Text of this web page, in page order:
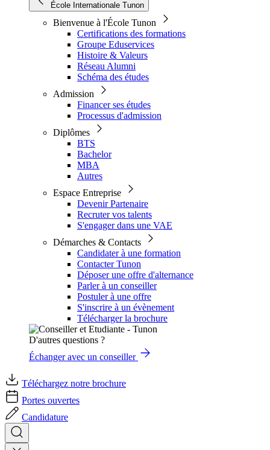
École Internationale Tunon
Bienvenue à l'École Tunon
Certifications des formations
Groupe Eduservices
Histoire & Valeurs
Réseau Alumni
Schéma des études
Admission
Financer ses études
Processus d'admission
Diplômes
BTS
Bachelor
MBA
Autres
Espace Entreprise
Devenir Partenaire
Recruter vos talents
S'engager dans une VAE
Démarches & Contacts
Candidater à une formation
Contacter Tunon
Déposer une offre d'alternance
Parler à un conseiller
Postuler à une offre
S'inscrire à un évènement
Télécharger la brochure
D'autres questions ?
Échanger avec un conseiller
Téléchargez notre brochure
Portes ouvertes
Candidature